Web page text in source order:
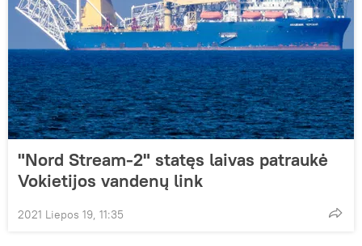
"Nord Stream-2" statęs laivas patraukė
Vokietijos vandenų link
2021 Liepos 19, 11:35